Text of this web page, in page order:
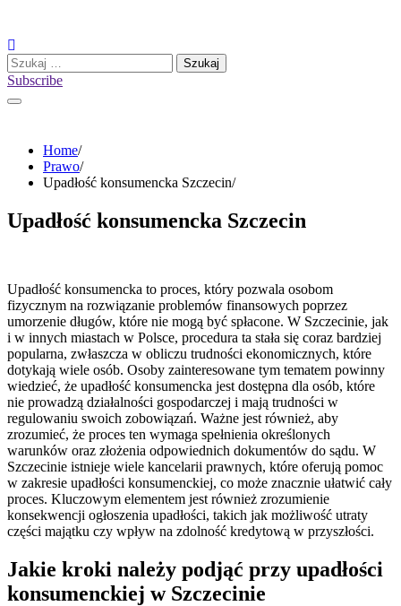
content
Szukaj:
Subscribe
Home
Prawo
Upadłość konsumencka Szczecin
Upadłość konsumencka Szczecin
Upadłość konsumencka to proces, który pozwala osobom
fizycznym na rozwiązanie problemów finansowych poprzez
umorzenie długów, które nie mogą być spłacone. W Szczecinie, jak
i w innych miastach w Polsce, procedura ta stała się coraz bardziej
popularna, zwłaszcza w obliczu trudności ekonomicznych, które
dotykają wiele osób. Osoby zainteresowane tym tematem powinny
wiedzieć, że upadłość konsumencka jest dostępna dla osób, które
nie prowadzą działalności gospodarczej i mają trudności w
regulowaniu swoich zobowiązań. Ważne jest również, aby
zrozumieć, że proces ten wymaga spełnienia określonych
warunków oraz złożenia odpowiednich dokumentów do sądu. W
Szczecinie istnieje wiele kancelarii prawnych, które oferują pomoc
w zakresie upadłości konsumenckiej, co może znacznie ułatwić cały
proces. Kluczowym elementem jest również zrozumienie
konsekwencji ogłoszenia upadłości, takich jak możliwość utraty
części majątku czy wpływ na zdolność kredytową w przyszłości.
Jakie kroki należy podjąć przy upadłości
konsumenckiej w Szczecinie